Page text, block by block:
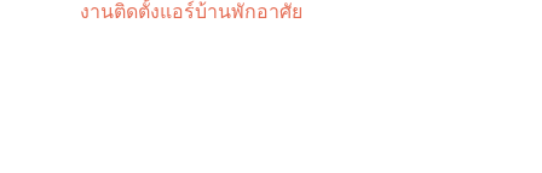
งานติดตั้งแอร์บ้านพักอาศัย